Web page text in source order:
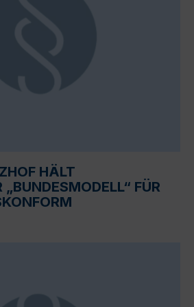
HÄLT
„BUNDESMODELL“ FÜR